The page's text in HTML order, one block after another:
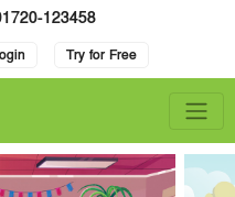
123458
Try for Free